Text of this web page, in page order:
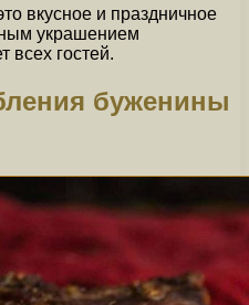
вкусное и праздничное
украшением
всех гостей.
буженины